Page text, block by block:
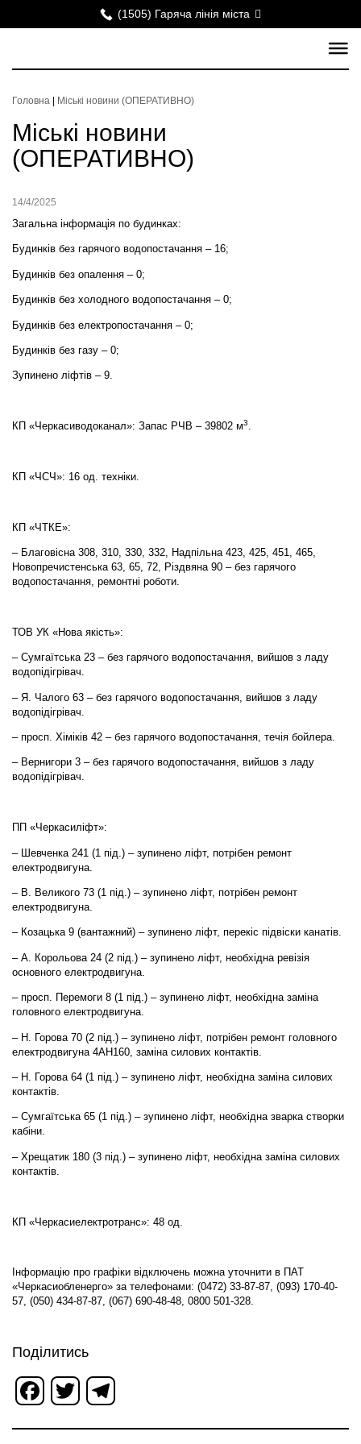
(1505) Гаряча лінія міста
Головна Міські новини (ОПЕРАТИВНО)
Міські новини
(ОПЕРАТИВНО)
14/4/2025
Загальна інформація по будинках:
Будинків без гарячого водопостачання – 16;
Будинків без опалення – 0;
Будинків без холодного водопостачання – 0;
Будинків без електропостачання – 0;
Будинків без газу – 0;
Зупинено ліфтів – 9.
КП «Черкасиводоканал»: Запас РЧВ – 39802 м3.
КП «ЧСЧ»: 16 од. техніки.
КП «ЧТКЕ»:
– Благовісна 308, 310, 330, 332, Надпільна 423, 425, 451, 465,
Новопречистенська 63, 65, 72, Різдвяна 90 – без гарячого
водопостачання, ремонтні роботи.
ТОВ УК «Нова якість»:
– Сумгаїтська 23 – без гарячого водопостачання, вийшов з ладу
водопідігрівач.
– Я. Чалого 63 – без гарячого водопостачання, вийшов з ладу
водопідігрівач.
– просп. Хіміків 42 – без гарячого водопостачання, течія бойлера.
– Вернигори 3 – без гарячого водопостачання, вийшов з ладу
водопідігрівач.
ПП «Черкасиліфт»:
– Шевченка 241 (1 під.) – зупинено ліфт, потрібен ремонт
електродвигуна.
– В. Великого 73 (1 під.) – зупинено ліфт, потрібен ремонт
електродвигуна.
– Козацька 9 (вантажний) – зупинено ліфт, перекіс підвіски канатів.
– А. Корольова 24 (2 під.) – зупинено ліфт, необхідна ревізія
основного електродвигуна.
– просп. Перемоги 8 (1 під.) – зупинено ліфт, необхідна заміна
головного електродвигуна.
– Н. Горова 70 (2 під.) – зупинено ліфт, потрібен ремонт головного
електродвигуна 4АН160, заміна силових контактів.
– Н. Горова 64 (1 під.) – зупинено ліфт, необхідна заміна силових
контактів.
– Сумгаїтська 65 (1 під.) – зупинено ліфт, необхідна зварка створки
кабіни.
– Хрещатик 180 (3 під.) – зупинено ліфт, необхідна заміна силових
контактів.
КП «Черкасиелектротранс»: 48 од.
Інформацію про графіки відключень можна уточнити в ПАТ
«Черкасиобленерго» за телефонами: (0472) 33-87-87, (093) 170-40-
57, (050) 434-87-87, (067) 690-48-48, 0800 501-328.
Поділитись
Facebook
Twitter